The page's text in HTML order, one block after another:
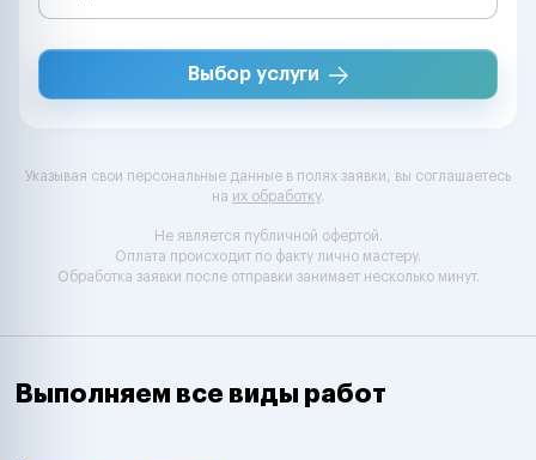
Выбор услуги
Указывая свои персональные данные в полях заявки, вы соглашаетесь
на их обработку.
Не является публичной офертой.
Оплата происходит по факту лично мастеру.
Обработка заявки после отправки занимает несколько минут.
Выполняем все виды работ